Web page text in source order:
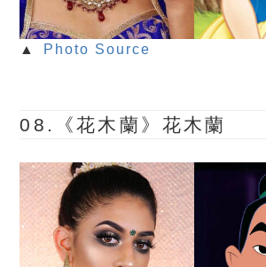
▲ Photo Source
08.《花木蘭》花木蘭